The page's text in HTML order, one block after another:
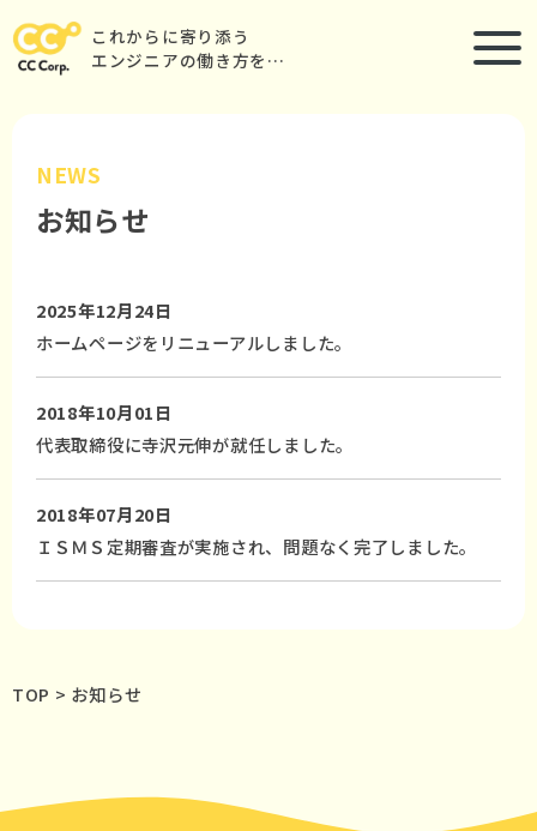
これからに寄り添う
エンジニアの働き方を…
お知らせ
NEWS
2025年12月24日
ホームページをリニューアルしました。
2018年10月01日
代表取締役に寺沢元伸が就任しました。
2018年07月20日
ＩＳＭＳ定期審査が実施され、問題なく完了しました。
TOP > お知らせ